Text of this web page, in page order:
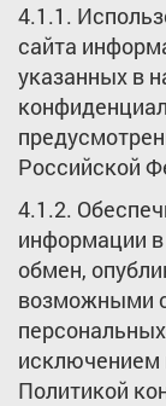
4.1.1.
сайта
указанных в
Российской
4.1.2.
информации
обмен,
возможными
исключением
Политикой